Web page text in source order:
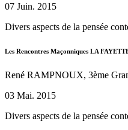
07 Juin. 2015
Divers aspects de la pensée
Les Rencontres Maçonniques LA
René RAMPNOUX, 3ème
03 Mai. 2015
Divers aspects de la pensée